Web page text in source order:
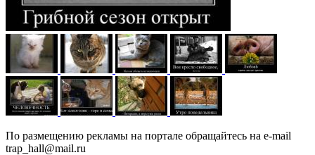
По размещению рекламы на портале обращайтесь на e-mail
trap_hall@mail.ru